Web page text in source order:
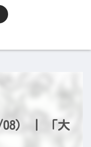
08） | 「大